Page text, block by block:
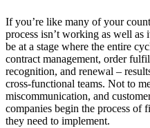
If you’re like many of your
process isn’t working as well
be at a stage where the entire
contract management, order
recognition, and renewal –
cross-functional teams. Not to
miscommunication, and
companies begin the process of
they need to implement.